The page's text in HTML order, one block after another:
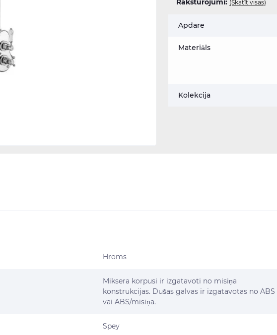
Raksturojumi: (Skatīt visas)
Apdare
Materiāls
Kolekcija
Hroms
Miksera korpusi ir izgatavoti no misiņa
konstrukcijas. Dušas galvas ir izgatavotas no ABS
vai ABS/misiņa.
Spey